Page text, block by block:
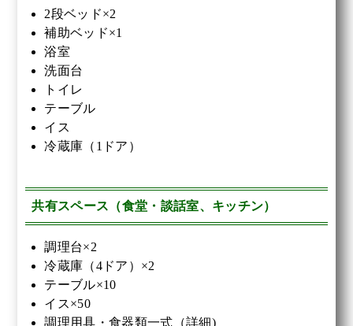
2段ベッド×2
補助ベッド×1
浴室
洗面台
トイレ
テーブル
イス
冷蔵庫（1ドア）
共有スペース（食堂・談話室、キッチン）
調理台×2
冷蔵庫（4ドア）×2
テーブル×10
イス×50
調理用具・食器類一式（詳細)